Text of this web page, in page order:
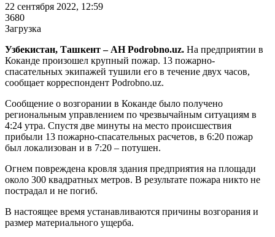
22 сентября 2022, 12:59
3680
Загрузка
Узбекистан, Ташкент – АН Podrobno.uz. На предприятии в
Коканде произошел крупный пожар. 13 пожарно-
спасательных экипажей тушили его в течение двух часов,
сообщает корреспондент Podrobno.uz.
Сообщение о возгорании в Коканде было получено
региональным управлением по чрезвычайным ситуациям в
4:24 утра. Спустя две минуты на место происшествия
прибыли 13 пожарно-спасательных расчетов, в 6:20 пожар
был локализован и в 7:20 – потушен.
Огнем повреждена кровля здания предприятия на площади
около 300 квадратных метров. В результате пожара никто не
пострадал и не погиб.
В настоящее время устанавливаются причины возгорания и
размер материального ущерба.